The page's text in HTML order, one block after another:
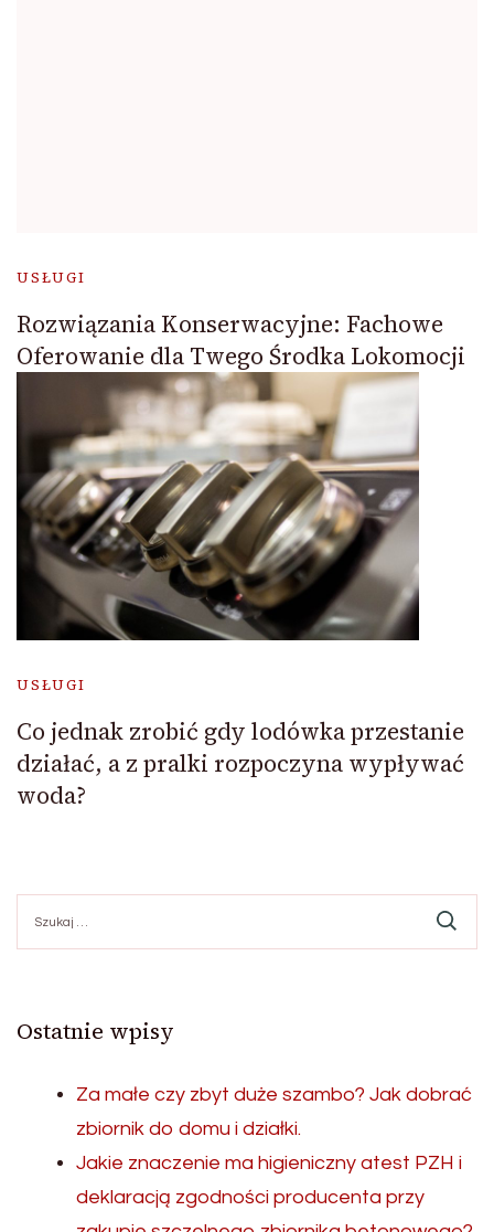
USŁUGI
Rozwiązania Konserwacyjne: Fachowe
Oferowanie dla Twego Środka Lokomocji
USŁUGI
Co jednak zrobić gdy lodówka przestanie
działać, a z pralki rozpoczyna wypływać
woda?
Ostatnie wpisy
Za małe czy zbyt duże szambo? Jak dobrać
zbiornik do domu i działki.
Jakie znaczenie ma higieniczny atest PZH i
deklaracją zgodności producenta przy